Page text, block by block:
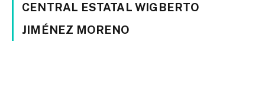
CENTRAL ESTATAL WIGBERTO
JIMÉNEZ MORENO